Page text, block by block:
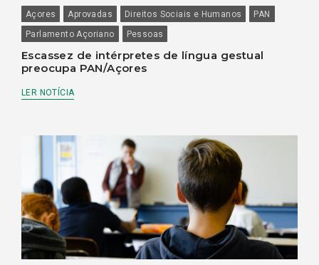
Açores Aprovadas Direitos Sociais e Humanos
PAN
Parlamento Açoriano
Pessoas
Escassez de intérpretes de língua gestual
preocupa PAN/Açores
LER NOTÍCIA